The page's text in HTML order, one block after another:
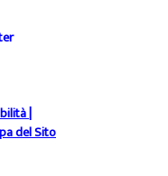
|
del Sito